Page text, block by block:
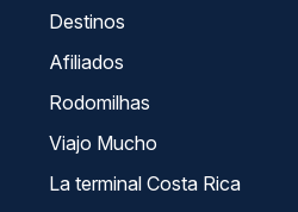
Destinos
Afiliados
Rodomilhas
Viajo Mucho
La terminal Costa Rica